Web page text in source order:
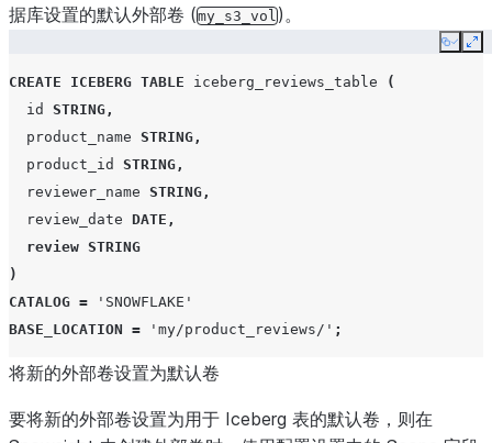
据库设置的默认外部卷 (my_s3_vol)。
Copy
CREATE ICEBERG TABLE iceberg_reviews_table
(
id
STRING ,
product_name STRING ,
product_id
STRING ,
reviewer_name STRING ,
review_date DATE ,
review STRING
)
CATALOG =
'SNOWFLAKE'
BASE_LOCATION = 'my/product_reviews/' ;
将新的外部卷设置为默认卷
要将新的外部卷设置为用于 Iceberg 表的默认卷，则在